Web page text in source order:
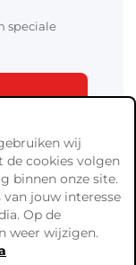
speciale
wij
de cookies volgen
binnen onze site.
jouw interesse
Op de
weer wijzigen.